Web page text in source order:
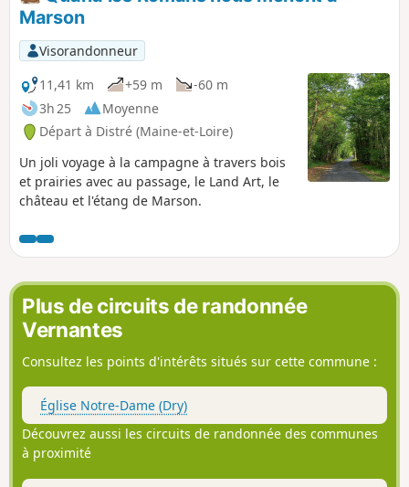
Marson
Visorandonneur
11,41 km
+59 m
-60 m
3h 25
Moyenne
Départ à Distré (Maine-et-Loire)
Un joli voyage à la campagne à travers bois
et prairies avec au passage, le Land Art, le
château et l'étang de Marson.
Plus de circuits de randonnée
Vernantes
Consultez les points d'intérêts situés sur cette commune :
Église Notre-Dame (Dry)
Découvrez aussi les circuits de randonnée des communes
à proximité